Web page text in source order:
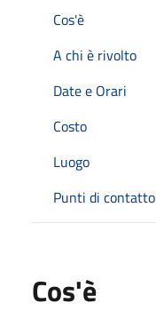
Cos'è
A chi è rivolto
Date e Orari
Costo
Luogo
Punti di contatto
Cos'è